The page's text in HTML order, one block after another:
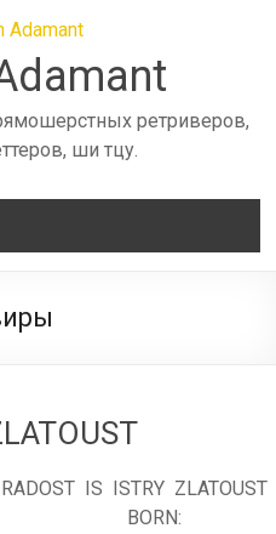
ретриверов,
ши тцу.
IS ISTRY ZLATOUST